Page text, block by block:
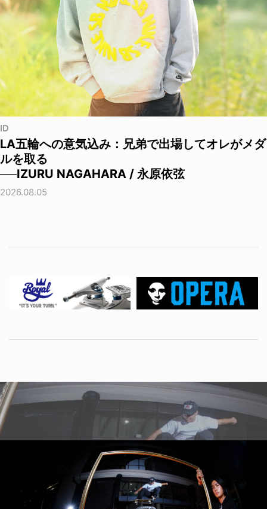
ID
LA五輪への意気込み：兄弟で出場してオレがメダ
ルを取る
──IZURU NAGAHARA / 永原依弦
2026.08.05